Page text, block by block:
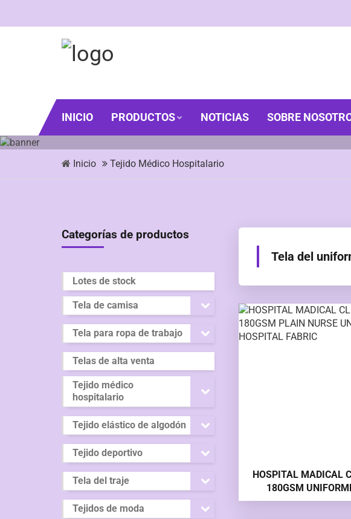
INICIO PRODUCTOS NOTICIAS SOBRE
Inicio Tejido Médico Hospitalario
Tela del
HOSPITAL MADICAL
180GSM
ENFERMERA
Categorías de productos
Lotes de stock
Tela de camisa
Tela para ropa de trabajo
Telas de alta venta
Tejido médico
hospitalario
Tejido elástico de algodón
Tejido deportivo
Tela del traje
Tejidos de moda